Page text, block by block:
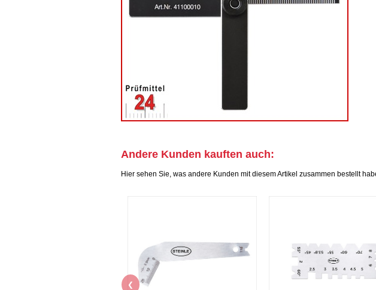
Andere Kunden kauften auch:
Hier sehen Sie, was andere Kunden mit diesem Artikel zusammen bestellt
❮